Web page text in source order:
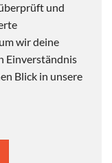
und
wir deine
Einverständnis
Blick in unsere